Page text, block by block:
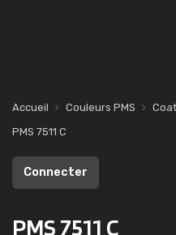
Accueil Couleurs PMS
PMS 7511 C
Connecter
PMS 7511 C